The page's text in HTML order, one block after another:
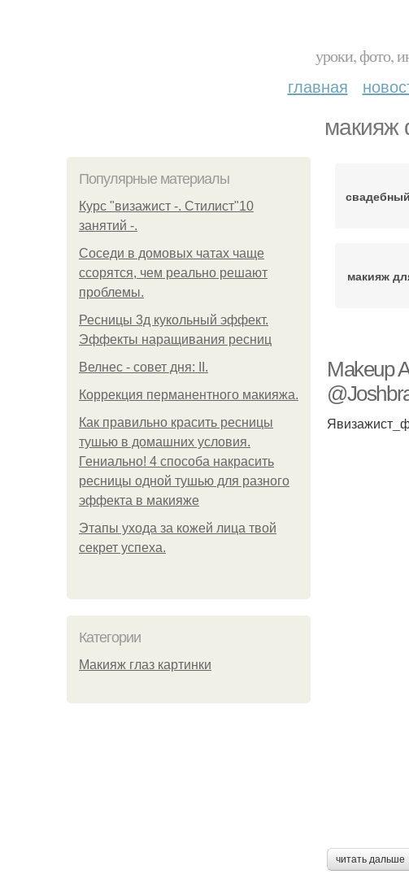
уроки, фото,
главная
макияж
Популярные материалы
Курс "визажист -. Стилист"10
занятий -.
Соседи в домовых чатах чаще
ссорятся, чем реально решают
проблемы.
Ресницы 3д кукольный эффект.
Эффекты наращивания ресниц
Велнес - совет дня: II.
Коррекция перманентного макияжа.
Как правильно красить ресницы
тушью в домашних условия.
Гениально! 4 способа накрасить
ресницы одной тушью для разного
эффекта в макияже
Этапы ухода за кожей лица твой
секрет успеха.
Категории
Макияж глаз картинки
макияж
Makeup
читать дальше